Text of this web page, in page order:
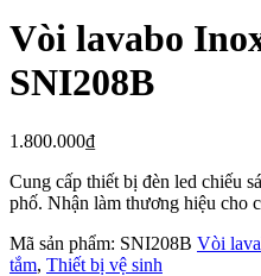
Vòi lavabo
SNI208B
1.800.000₫
Cung cấp thiết bị đèn led chiếu
phố. Nhận làm thương hiệu cho
Mã sản phẩm: SNI208B Vòi
tắm, Thiết bị vệ sinh